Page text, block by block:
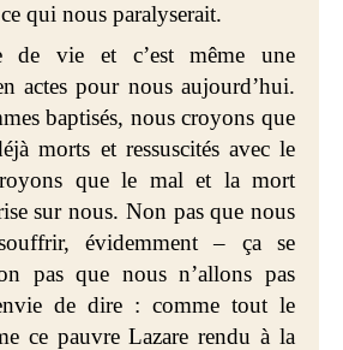
qui nous paralyserait.
de vie et c’est même une
actes pour nous aujourd’hui.
baptisés, nous croyons que
morts et ressuscités avec le
que le mal et la mort
sur nous. Non pas que nous
évidemment – ça se
pas que nous n’allons pas
de dire : comme tout le
ce pauvre Lazare rendu à la